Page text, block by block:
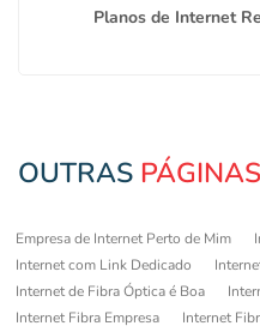
Planos de Internet
OUTRAS PÁGINAS
Empresa de Internet Perto de Mim
Internet com Link Dedicado
Internet de Fibra Óptica é Boa
Internet Fibra Empresa
Internet